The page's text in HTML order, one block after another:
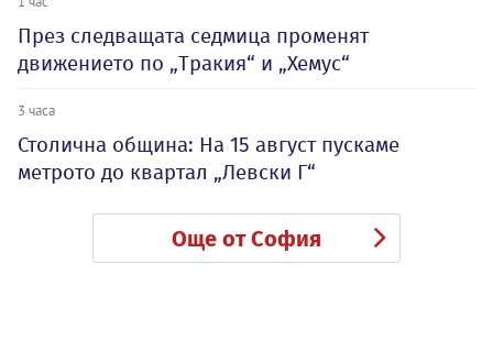
През следващата седмица променят
движението по „Тракия“ и „Хемус“
3 часа
Столична община: На 15 август пускаме
метрото до квартал „Левски Г“
Още от София